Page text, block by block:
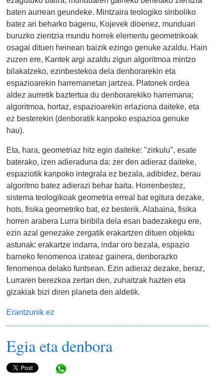
baten aurrean geundeke. Mintzaira teologiko sinboliko
batez ari beharko bagenu, Kojevek dioenez, munduari
buruzko zientzia mundu horrek elementu geometrikoak
osagai dituen heinean baizik ezingo genuke azaldu. Hain
zuzen ere, Kantek argi azaldu zigun algoritmoa mintzo
bilakatzeko, ezinbestekoa dela denborarekin eta
espazioarekin harremanetan jartzea. Platonek ordea
aldez aurretik baztertua du denborarekiko harremana;
algoritmoa, hortaz, espazioarekin erlaziona daiteke, eta
ez besterekin (denboratik kanpoko espazioa genuke
hau).
Eta, hara, geometriaz hitz egin daiteke: "zirkulu", esate
baterako, izen adieraduna da: zer den adieraz daiteke,
espaziotik kanpoko integrala ez bezala, adibidez, berau
algoritmo batez adierazi behar baita. Horrenbestez,
sistema teologikoak geometria erreal bat egitura dezake,
hots, fisika geometriko bat, ez besterik. Alabaina, fisika
horren arabera Lurra biribila dela esan badezakegu ere,
ezin azal genezake zergatik erakartzen dituen objektu
astunak: erakartze indarra, indar oro bezala, espazio
barneko fenomenoa izateaz gainera, denborazko
fenomenoa delako funtsean. Ezin adieraz dezake, beraz,
Lurraren berezkoa zertan den, zuhaitzak hazten eta
gizakiak bizi diren planeta den aldetik.
Erantzunik ez
Egia eta denbora